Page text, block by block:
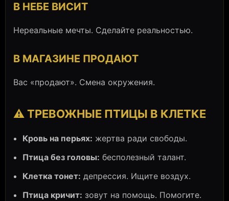
В НЕБЕ ВИСИТ
Нереальные мечты. Сделайте реальностью.
В МАГАЗИНЕ ПРОДАЮТ
Вас «продают». Смена окружения.
⚠️ ТРЕВОЖНЫЕ ПТИЦЫ В КЛЕТКЕ
Кровь на перьях: жертва ради свободы.
Птица без головы: бесполезный талант.
Клетка тонет: депрессия. Ищите воздух.
Птица кричит: зовут на помощь. Помогите.